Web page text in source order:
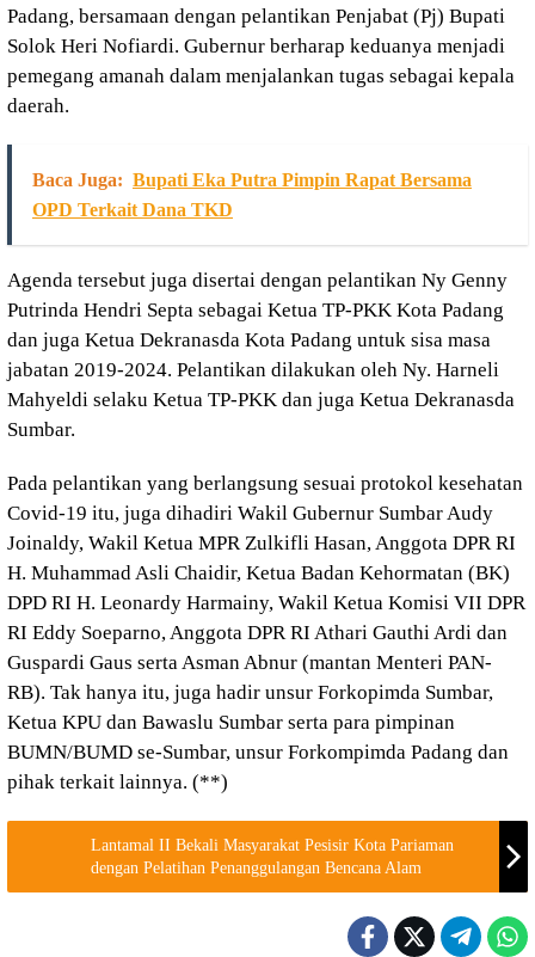
Padang, bersamaan dengan pelantikan Penjabat (Pj) Bupati
Solok Heri Nofiardi. Gubernur berharap keduanya menjadi
pemegang amanah dalam menjalankan tugas sebagai kepala
daerah.
Baca Juga: Bupati Eka Putra Pimpin Rapat Bersama
OPD Terkait Dana TKD
Agenda tersebut juga disertai dengan pelantikan Ny Genny
Putrinda Hendri Septa sebagai Ketua TP-PKK Kota Padang
dan juga Ketua Dekranasda Kota Padang untuk sisa masa
jabatan 2019-2024. Pelantikan dilakukan oleh Ny. Harneli
Mahyeldi selaku Ketua TP-PKK dan juga Ketua Dekranasda
Sumbar.
Pada pelantikan yang berlangsung sesuai protokol kesehatan
Covid-19 itu, juga dihadiri Wakil Gubernur Sumbar Audy
Joinaldy, Wakil Ketua MPR Zulkifli Hasan, Anggota DPR RI
H. Muhammad Asli Chaidir, Ketua Badan Kehormatan (BK)
DPD RI H. Leonardy Harmainy, Wakil Ketua Komisi VII DPR
RI Eddy Soeparno, Anggota DPR RI Athari Gauthi Ardi dan
Guspardi Gaus serta Asman Abnur (mantan Menteri PAN-
RB). Tak hanya itu, juga hadir unsur Forkopimda Sumbar,
Ketua KPU dan Bawaslu Sumbar serta para pimpinan
BUMN/BUMD se-Sumbar, unsur Forkompimda Padang dan
pihak terkait lainnya. (**)
Lantamal II Bekali Masyarakat Pesisir Kota Pariaman
dengan Pelatihan Penanggulangan Bencana Alam